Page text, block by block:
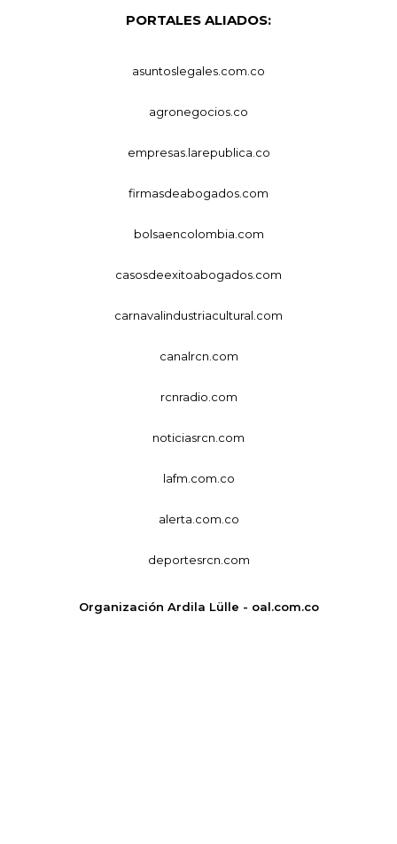
PORTALES ALIADOS:
asuntoslegales.com.co
agronegocios.co
empresas.larepublica.co
firmasdeabogados.com
bolsaencolombia.com
casosdeexitoabogados.com
carnavalindustriacultural.com
canalrcn.com
rcnradio.com
noticiasrcn.com
lafm.com.co
alerta.com.co
deportesrcn.com
Organización Ardila Lülle - oal.com.co